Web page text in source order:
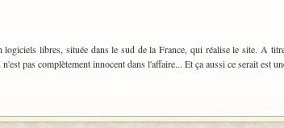
logiciels libres, située dans le sud de la France, qui réalise le site. A
pas complètement innocent dans l'affaire... Et ça aussi ce serait est